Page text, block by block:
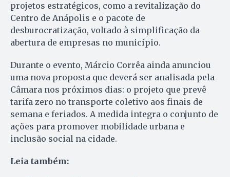
projetos estratégicos, como a revitalização do
Centro de Anápolis e o pacote de
desburocratização, voltado à simplificação da
abertura de empresas no município.
Durante o evento, Márcio Corrêa ainda anunciou
uma nova proposta que deverá ser analisada pela
Câmara nos próximos dias: o projeto que prevê
tarifa zero no transporte coletivo aos finais de
semana e feriados. A medida integra o conjunto de
ações para promover mobilidade urbana e
inclusão social na cidade.
Leia também: